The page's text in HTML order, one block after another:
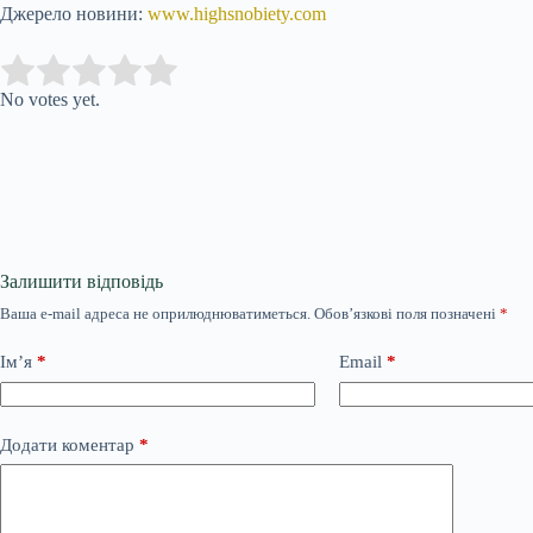
Джерело новини: www.highsnobiety.com
Rate this item:
No votes yet.
Залишити відповідь
Ваша e-mail адреса не оприлюднюватиметься. Обов’язкові поля позначені *
Ім’я * Email *
Додати коментар *